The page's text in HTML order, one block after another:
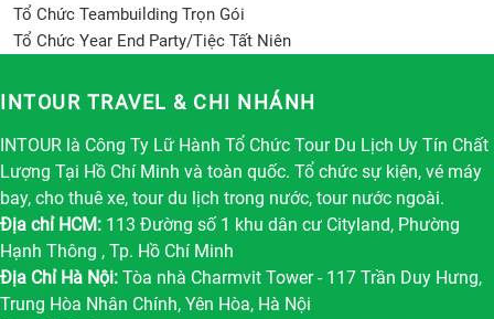
Tổ Chức Teambuilding Trọn Gói
Tổ Chức Year End Party/Tiệc Tất Niên
INTOUR TRAVEL & CHI NHÁNH
INTOUR là Công Ty Lữ Hành Tổ Chức Tour Du Lịch Uy Tín Chất
Lượng Tại Hồ Chí Minh và toàn quốc. Tổ chức sự kiện, vé máy
bay, cho thuê xe, tour du lịch trong nước, tour nước ngoài.
Địa chỉ HCM: 113 Đường số 1 khu dân cư Cityland, Phường
Hạnh Thông , Tp. Hồ Chí Minh
Địa Chỉ Hà Nội: Tòa nhà Charmvit Tower - 117 Trần Duy Hưng,
Trung Hòa Nhân Chính, Yên Hòa, Hà Nội